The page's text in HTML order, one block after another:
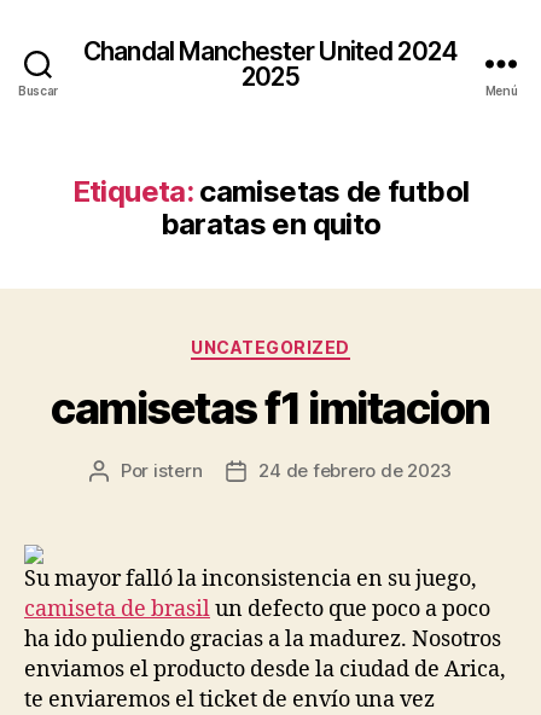
Buscar
Chandal Manchester United 2024
2025
Menú
Etiqueta: camisetas de futbol
baratas en quito
Categorías
UNCATEGORIZED
camisetas f1 imitacion
Autor
Por istern
Fecha24 de febrero de 2023
Su mayor falló la inconsistencia en su juego,
camiseta de brasilun defecto que poco a poco
ha ido puliendo gracias a la madurez. Nosotros
enviamos el producto desde la ciudad de Arica,
te enviaremos el ticket de envío una vez